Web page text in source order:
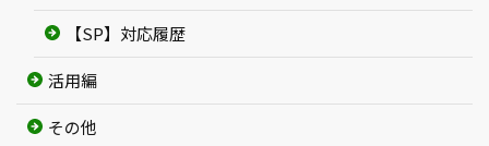
【SP】対応履歴
活用編
その他